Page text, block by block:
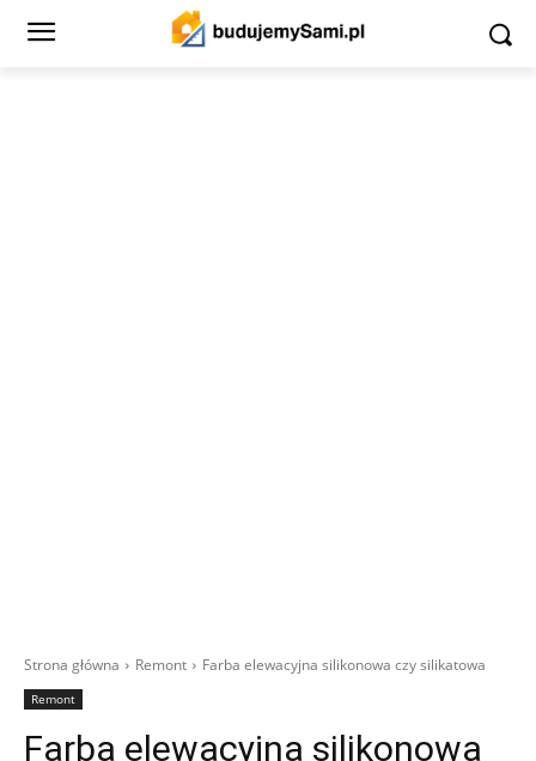
Strona główna Remont Farba elewacyjna silikonowa czy silikatowa
Remont
Farba elewacyjna silikonowa